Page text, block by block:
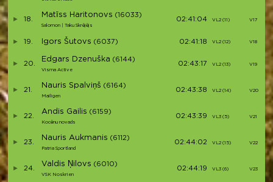
18.
Matīss Haritonovs (16033)
Salomon | Taku Skrējējs
02:41:04 VL2 (11) V17
19. Igors Šutovs (6037) 02:41:18 VL2 (12) V18
20.
Edgars Dzenuška (6144)
Visma Active
02:43:17 VL2 (13) V19
21.
Nauris Spalviņš (6164)
Mailigen
02:43:38 VL2 (14) V20
22.
Andis Gailis (6159)
Kocēnu novads
02:43:39 VL3 (5) V21
23.
Nauris Aukmanis (6112)
Patria Sportland
02:44:02 VL2 (15) V22
24.
Valdis Ņilovs (6010)
VSK Noskrien
02:44:19 VL3 (6) V23